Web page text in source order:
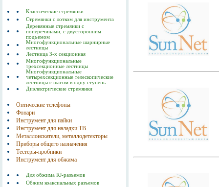
Классические стремянки
Стремянки с лотком для инструмента
Деревянные стремянки с
поперечинами, с двусторонним
подъемом
Многофункциональные шарнирные
лестницы
Лестница 3-х секционная
Многофункциональные
трехсекционные лестницы
Многофункциональные
четырехсекционные телескопические
лестницы с шагом в одну ступень
Диэлектрические стремянки
Оптические телефоны
Фонари
Инструмент для пайки
Инструмент для наладки ТВ
Металлоискатели, металлодетекторы
Приборы общего назначения
Тестеры-пробники
Инструмент для обжима
Для обжима RJ-разъемов
Обжим коаксиальных разъемов